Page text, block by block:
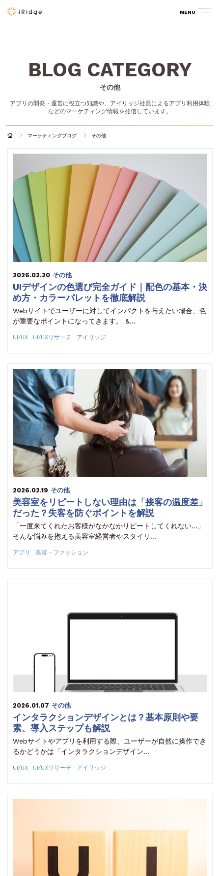
MENU
BLOG CATEGORY
その他
アプリの開発・運営に役立つ知識や、アイリッジ社員によるアプリ利用体験
などのマーケティング情報を発信しています。
マーケティングブログ その他
2026.02.20 その他
UIデザインの色選び完全ガイド｜配色の基本・決
め方・カラーパレットを徹底解説
Webサイトでユーザーに対してインパクトを与えたい場合、色
が重要なポイントになってきます。 &…
UI/UX UI/UXリサーチ アイリッジ
2026.02.19 その他
美容室をリピートしない理由は「接客の温度差」
だった？失客を防ぐポイントを解説
「一度来てくれたお客様がなかなかリピートしてくれない…」
そんな悩みを抱える美容室経営者やスタイリ…
アプリ 美容・ファッション
2026.01.07 その他
インタラクションデザインとは？基本原則や要
素、導入ステップも解説
Webサイトやアプリを利用する際、ユーザーが自然に操作でき
るかどうかは「インタラクションデザイン…
UI/UX UI/UXリサーチ アイリッジ